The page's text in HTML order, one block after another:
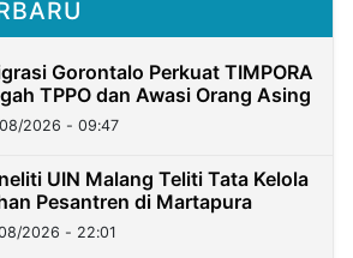
Gorontalo Perkuat TIMPORA
TPPO dan Awasi Orang Asing
2026 - 09:47
UIN Malang Teliti Tata Kelola
Pesantren di Martapura
2026 - 22:01